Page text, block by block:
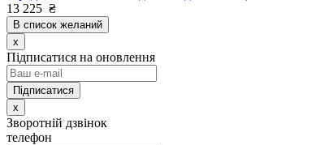
13 225 ₴
В список желаний
x
Підписатися на оновлення
x
Зворотній дзвінок
телефон